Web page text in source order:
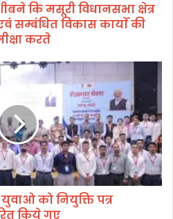
कि मसूरी विधानसभा क्षेत्र
सम्बंधित विकास कार्याे की
करते
को नियुक्ति पत्र
किये गए